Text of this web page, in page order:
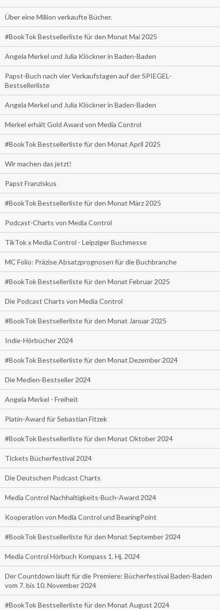
Über eine Million verkaufte Bücher.
#BookTok Bestsellerliste für den Monat Mai 2025
Angela Merkel und Julia Klöckner in Baden-Baden
Papst-Buch nach vier Verkaufstagen auf der SPIEGEL-
Bestsellerliste
Angela Merkel und Julia Klöckner in Baden-Baden
Merkel erhält Gold Award von Media Control
#BookTok Bestsellerliste für den Monat April 2025
Wir machen das jetzt!
Papst Franziskus
#BookTok Bestsellerliste für den Monat März 2025
Podcast-Charts von Media Control
TikTok x Media Control - Leipziger Buchmesse
MC Folio: Präzise Absatzprognosen für die Buchbranche
#BookTok Bestsellerliste für den Monat Februar 2025
Die Podcast Charts von Media Control
#BookTok Bestsellerliste für den Monat Januar 2025
Indie-Hörbücher 2024
#BookTok Bestsellerliste für den Monat Dezember 2024
Die Medien-Bestseller 2024
Angela Merkel - Freiheit
Platin-Award für Sebastian Fitzek
#BookTok Bestsellerliste für den Monat Oktober 2024
Tickets Bücherfestival 2024
Die Deutschen Podcast Charts
Media Control Nachhaltigkeits-Buch-Award 2024
Kooperation von Media Control und BearingPoint
#BookTok Bestsellerliste für den Monat September 2024
Media Control Hörbuch Kompass 1. Hj. 2024
Der Countdown läuft für die Premiere: Bücherfestival Baden-Baden
vom 7. bis 10. November 2024
#BookTok Bestsellerliste für den Monat August 2024